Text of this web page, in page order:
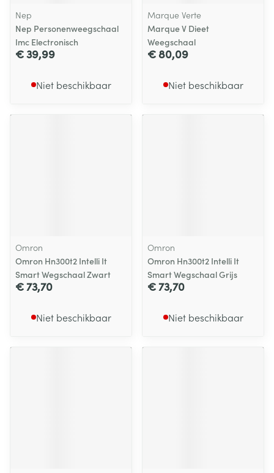
Nep
Nep Personenweegschaal
Imc Electronisch
€ 39,99
Niet beschikbaar
Marque Verte
Marque V Dieet
Weegschaal
€ 80,09
Niet beschikbaar
Omron
Omron Hn300t2 Intelli It
Smart Wegschaal Zwart
€ 73,70
Niet beschikbaar
Omron
Omron Hn300t2 Intelli It
Smart Wegschaal Grijs
€ 73,70
Niet beschikbaar